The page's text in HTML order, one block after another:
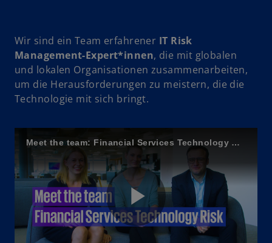
Wir sind ein Team erfahrener IT Risk
Management-Expert*innen, die mit globalen
und lokalen Organisationen zusammenarbeiten,
um die Herausforderungen zu meistern, die die
Technologie mit sich bringt.
Meet the team: Financial Services Technology Risk
P
w
ir
d
i
e
i
n
e
r
n
e